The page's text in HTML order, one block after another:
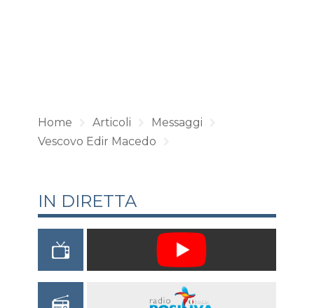
Home Articoli
Messaggi
Vescovo Edir Macedo
IN DIRETTA